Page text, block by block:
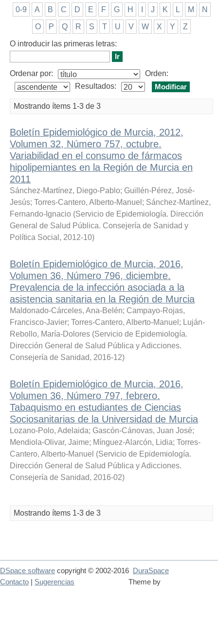
0-9 A B C D E F G H J K L M N
O P Q R S T U V W X Y Z
O introducir las primeras letras:
Ordenar por:
Orden:
Resultados:
Mostrando ítems 1-3 de 3
Boletín Epidemiológico de Murcia, 2012,
Volumen 32, Número 757, octubre.
Variabilidad en el consumo de fármacos
hipolipemiantes en la Región de Murcia en
2011
Sánchez-Martínez, Diego-Pablo; Guillén-Pérez, José-
Jesús; Torres-Cantero, Alberto-Manuel ; Sánchez-Martínez,
Fernando-Ignacio (Servicio de Epidemiología. Dirección
General de Salud Pública. Consejería de Sanidad y
Política Social , 2012-10)
Boletín Epidemiológico de Murcia, 2016,
Volumen 36, Número 796, diciembre.
Prevalencia de la infección asociada a la
asistencia sanitaria en la Región de Murcia
Maldonado-Cárceles, Ana-Belén; Campayo-Rojas,
Francisco-Javier; Torres-Cantero, Alberto-Manuel ; Luján-
Rebollo, María-Dolores (Servicio de Epidemiología.
Dirección General de Salud Pública y Adicciones.
Consejería de Sanidad, 2016-12)
Boletín Epidemiológico de Murcia, 2016,
Volumen 36, Número 797, febrero.
Tabaquismo en estudiantes de Ciencias
Sociosanitarias de la Universidad de Murcia
Lozano-Polo, Adelaida; Gascón-Cánovas, Juan José;
Mendiola-Olivar, Jaime; Mínguez-Alarcón, Lidia; Torres-
Cantero, Alberto-Manuel (Servicio de Epidemiología.
Dirección General de Salud Pública y Adicciones.
Consejería de Sanidad, 2016-02)
Mostrando ítems 1-3 de 3
DSpace software copyright © 2002-2016
DuraSpace
Theme by
Contacto Sugerencias